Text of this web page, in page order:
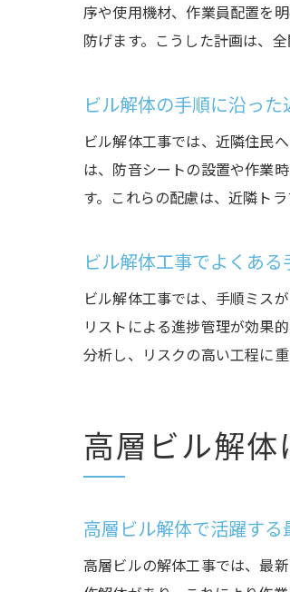
序や使用機材、作業員配置を
防げます。こうした計画は、
ビル解体の手順に沿っ
ビル解体工事では、近隣住民
は、防音シートの設置や作業
す。これらの配慮は、近隣ト
ビル解体工事でよくあ
ビル解体工事では、手順ミス
リストによる進捗管理が効果
分析し、リスクの高い工程に
高層ビル解
高層ビル解体で活躍す
高層ビルの解体工事では、最